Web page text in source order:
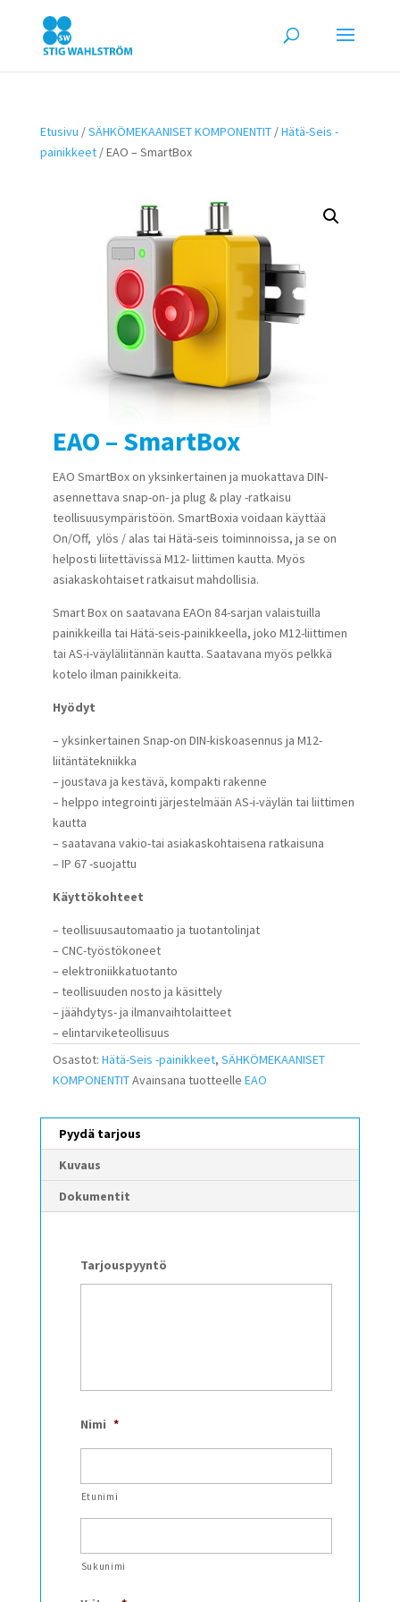
Etusivu /SÄHKÖMEKAANISET KOMPONENTIT/Hätä-Seis -
painikkeet/ EAO – SmartBox
EAO – SmartBox
EAO SmartBox on yksinkertainen ja muokattava DIN-
asennettava snap-on- ja plug & play -ratkaisu
teollisuusympäristöön. SmartBoxia voidaan käyttää
On/Off, ylös / alas tai Hätä-seis toiminnoissa, ja se on
helposti liitettävissä M12- liittimen kautta. Myös
asiakaskohtaiset ratkaisut mahdollisia.
Smart Box on saatavana EAOn 84-sarjan valaistuilla
painikkeilla tai Hätä-seis-painikkeella, joko M12-liittimen
tai AS-i-väyläliitännän kautta. Saatavana myös pelkkä
kotelo ilman painikkeita.
Hyödyt
– yksinkertainen Snap-on DIN-kiskoasennus ja M12-
liitäntätekniikka
– joustava ja kestävä, kompakti rakenne
– helppo integrointi järjestelmään AS-i-väylän tai liittimen
kautta
– saatavana vakio-tai asiakaskohtaisena ratkaisuna
– IP 67 -suojattu
Käyttökohteet
– teollisuusautomaatio ja tuotantolinjat
– CNC-työstökoneet
– elektroniikkatuotanto
– teollisuuden nosto ja käsittely
– jäähdytys- ja ilmanvaihtolaitteet
– elintarviketeollisuus
Osastot: Hätä-Seis -painikkeet, SÄHKÖMEKAANISET
KOMPONENTITAvainsana tuotteelle EAO
Pyydä tarjous
Kuvaus
Dokumentit
Tarjouspyyntö
Nimi *
Etunimi
Sukunimi